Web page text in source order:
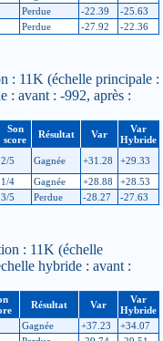
Perdue -22.39
-25.63
Perdue -27.92 -22.36
: 11K (échelle principale :
: avant : -992, après :
Son
score
Résultat Var
Var
Hybride
2/5 Gagnée +31.28
+29.33
1/4 Gagnée +28.88
+28.53
3/5 Perdue -28.27 -27.63
: 11K (échelle
hybride : avant :
Résultat Var
Var
Hybride
Gagnée +37.23
+34.07